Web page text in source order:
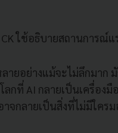
ใช้อธิบายสถานการณ์แ
ยอย่างแม้จะไม่ลึกมาก
ที่ AI กลายเป็นเครื่องมื
จกลายเป็นสิ่งที่ไม่มีใคร